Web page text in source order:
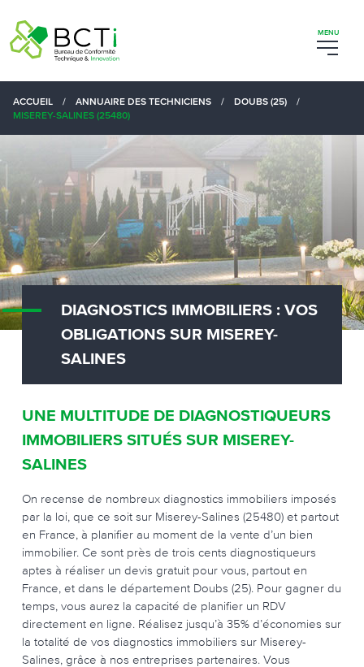
ACCUEIL / ANNUAIRE DES TECHNICIENS / DOUBS (25)
/
MISEREY-SALINES (25480)
DIAGNOSTICS IMMOBILIERS : VOS
OBLIGATIONS SUR MISEREY-
SALINES
UNE MULTITUDE DE DIAGNOSTIQUEURS
IMMOBILIERS SITUÉS SUR MISEREY-
SALINES
On recense de nombreux diagnostics immobiliers imposés
par la loi, que ce soit sur Miserey-Salines (25480) et partout
en France, à planifier au moment de la vente d’un bien
immobilier. Ce sont près de trois cents diagnostiqueurs
aptes à réaliser un devis gratuit pour vous, partout en
France, et dans le département Doubs (25). Pour gagner du
temps, vous aurez la capacité de planifier un RDV
directement en ligne. Réalisez jusqu’à 35% d’économies sur
la totalité de vos diagnostics immobiliers sur Miserey-
Salines, grâce à nos entreprises partenaires. Vous